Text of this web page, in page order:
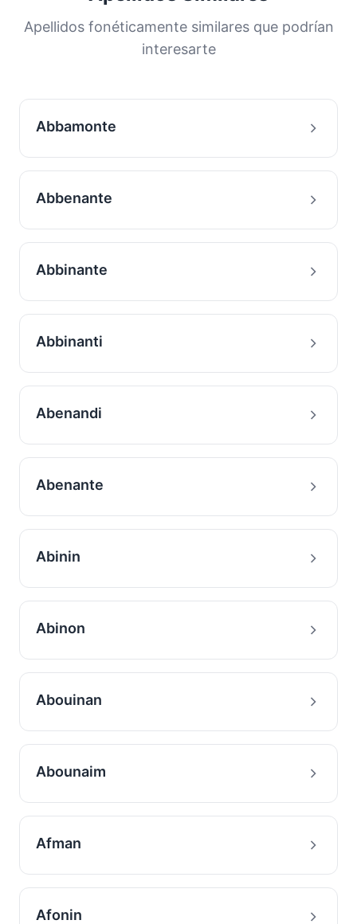
orígenes y la historia migratoria de las familias
Apellidos fonéticamente similares que podrían
interesarte
Abbamonte
Abbenante
Abbinante
Abbinanti
Abenandi
Abenante
Abinin
Abinon
Abouinan
Abounaim
Afman
Afonin